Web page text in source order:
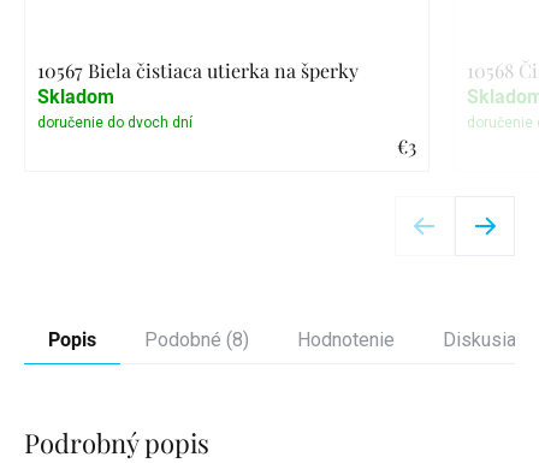
10567 Biela čistiaca utierka na šperky
€3
Skladom
10568
Popis Podobné (8) Hodnotenie Diskusia
Podrobný popis